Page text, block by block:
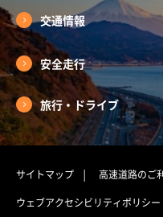
交通情報
安全走行
旅行・ドライブ
サイトマップ 高速道路のご
ウェブアクセシビリティポリシー